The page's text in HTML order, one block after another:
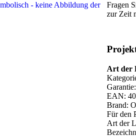
Fragen
zur Zeit
Art der
EAN:
Brand:
Für den
Art der